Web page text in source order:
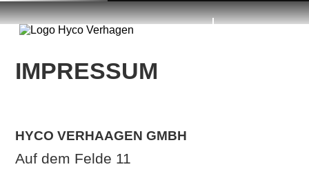
DE NL
✕
Home
Grünflächen &
Gärten
IMPRESSUM
HYCO VERHAAGEN GMBH
Auf dem Felde 11